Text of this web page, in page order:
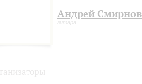
Андрей Смирнов
гитара